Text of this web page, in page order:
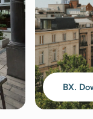
BX.